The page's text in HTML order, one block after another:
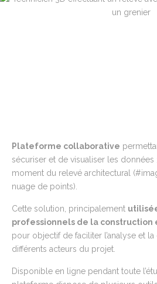
Plateforme collaborative
sécuriser et de visualiser les données
moment du relevé architectural
nuage de points)
Cette solution, principalement
professionnels de la construction
pour objectif de faciliter l’analyse et
différents acteurs du projet.
Disponible en ligne pendant toute